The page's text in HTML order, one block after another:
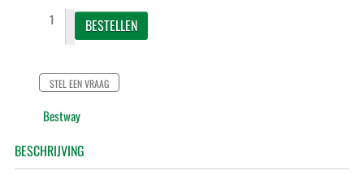
STEL EEN VRAAG
Bestway
BESCHRIJVING